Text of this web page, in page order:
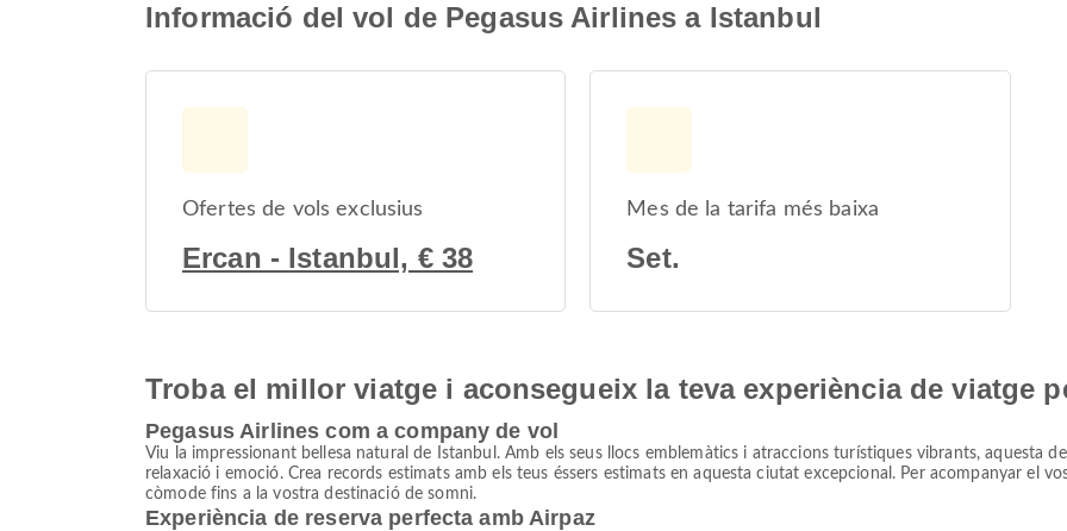
Informació del vol de Pegasus Airlines a Istanbul
Ofertes de vols exclusius
Ercan - Istanbul, € 38
Mes de la tarifa més baixa
Set.
Troba el millor viatge i aconsegueix la teva experiència de viatge
Pegasus Airlines com a company de vol
Viu la impressionant bellesa natural de Istanbul. Amb els seus llocs emblemàtics i atraccions turístiques vibrants, aquesta
relaxació i emoció. Crea records estimats amb els teus éssers estimats en aquesta ciutat excepcional. Per acompanyar el
còmode fins a la vostra destinació de somni.
Experiència de reserva perfecta amb Airpaz